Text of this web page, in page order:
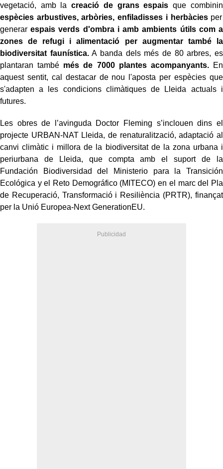
vegetació, amb la creació de grans espais que combinin
espècies arbustives, arbòries, enfiladisses i herbàciesper
generarespais verds d'ombra i amb ambients útils com a
zones de refugi i alimentació per augmentar també la
biodiversitat faunística.A banda dels més de 80 arbres, es
plantaran també més de 7000 plantes acompanyants. En
aquest sentit, cal destacar de nou l'aposta per espècies que
s'adapten a les condicions climàtiques de Lleida actuals i
futures.
Les obres de l’avinguda Doctor Fleming s’inclouen dins el
projecte URBAN-NAT Lleida, de renaturalització, adaptació al
canvi climàtic i millora de la biodiversitat de la zona urbana i
periurbana de Lleida, que compta amb el suport de la
Fundación Biodiversidad del Ministerio para la Transición
Ecológica y el Reto Demográfico (MITECO) en el marc del Pla
de Recuperació, Transformació i Resiliència (PRTR), finançat
per la Unió Europea-Next GenerationEU.